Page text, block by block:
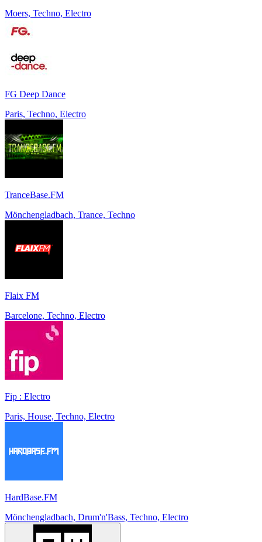
Moers, Techno, Electro
FG Deep Dance
Paris, Techno, Electro
TranceBase.FM
Mönchengladbach, Trance, Techno
Flaix FM
Barcelone, Techno, Electro
Fip : Electro
Paris, House, Techno, Electro
HardBase.FM
Mönchengladbach, Drum'n'Bass, Techno, Electro